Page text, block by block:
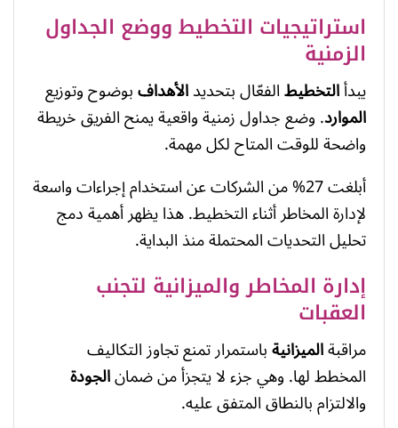
استراتيجيات التخطيط ووضع الجداول
الزمنية
يبدأالتخطيطالفعّال بتحديدالأهدافبوضوح وتوزيع
الموارد. وضع جداول زمنية واقعية يمنح الفريق خريطة
واضحة للوقت المتاح لكل مهمة.
أبلغت 27% من الشركات عن استخدام إجراءات واسعة
لإدارة المخاطر أثناء التخطيط. هذا يظهر أهمية دمج
تحليل التحديات المحتملة منذ البداية.
إدارة المخاطر والميزانية لتجنب
العقبات
مراقبةالميزانيةباستمرار تمنع تجاوز التكاليف
المخطط لها. وهي جزء لا يتجزأ من ضمانالجودة
والالتزام بالنطاق المتفق عليه.